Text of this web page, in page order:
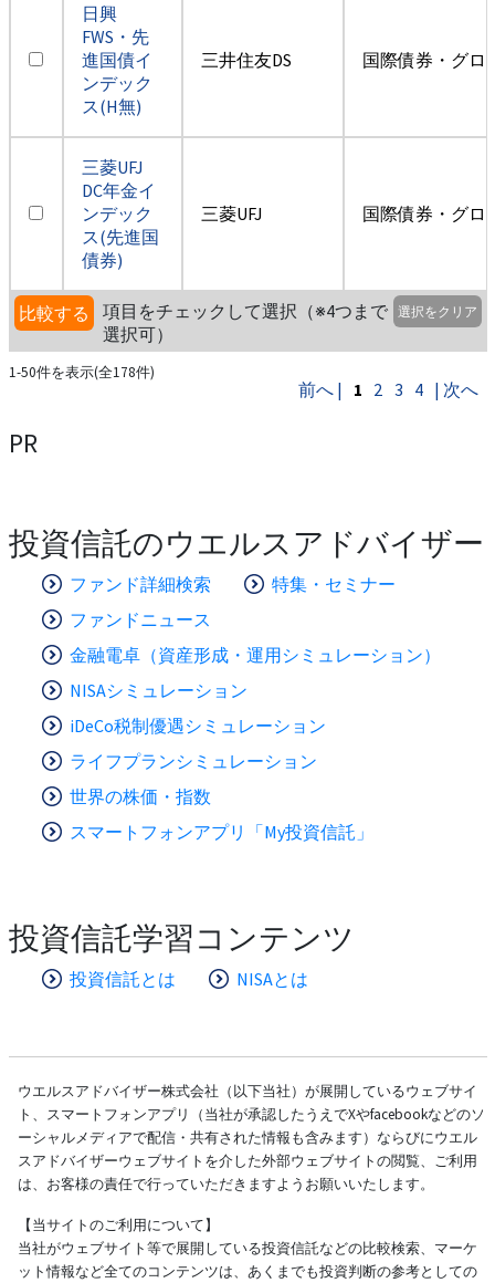
日興
FWS・先
進国債イ
ンデック
ス(H無)
三井住友DS 国際債券・グロ
三菱UFJ
DC年金イ
ンデック
ス(先進国
債券)
三菱UFJ 国際債券・グロ
比較する
項目をチェックして選択（※4つまで
選択可）
選択をクリア
1-50件を表示(全178件)
前へ | 1 2 3 4 | 次へ
PR
投資信託のウエルスアドバイザー
ファンド詳細検索
特集・セミナー
ファンドニュース
金融電卓（資産形成・運用シミュレーション）
NISAシミュレーション
iDeCo税制優遇シミュレーション
ライフプランシミュレーション
世界の株価・指数
スマートフォンアプリ「My投資信託」
投資信託学習コンテンツ
投資信託とは NISAとは
ウエルスアドバイザー株式会社（以下当社）が展開しているウェブサイ
ト、スマートフォンアプリ（当社が承認したうえでXやfacebookなどのソ
ーシャルメディアで配信・共有された情報も含みます）ならびにウエル
スアドバイザーウェブサイトを介した外部ウェブサイトの閲覧、ご利用
は、お客様の責任で行っていただきますようお願いいたします。
【当サイトのご利用について】
当社がウェブサイト等で展開している投資信託などの比較検索、マーケ
ット情報など全てのコンテンツは、あくまでも投資判断の参考としての